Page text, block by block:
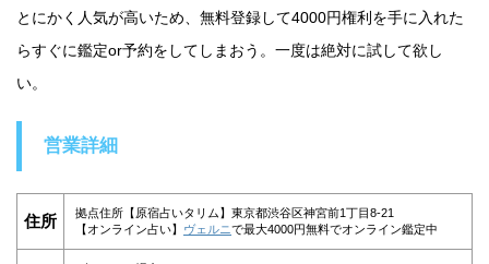
とにかく人気が高いため、無料登録して4000円権利を手に入れた
らすぐに鑑定or予約をしてしまおう。一度は絶対に試して欲し
い。
営業詳細
住所
拠点住所【原宿占いタリム】東京都渋谷区神宮前1丁目8-21
【オンライン占い】 ヴェルニで最大4000円無料でオンライン鑑定中